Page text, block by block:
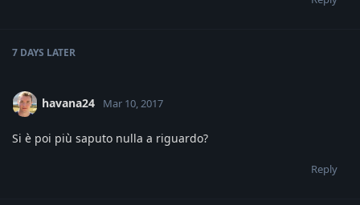
7 DAYS LATER
havana24 Mar 10, 2017
Si è poi più saputo nulla a riguardo?
Reply